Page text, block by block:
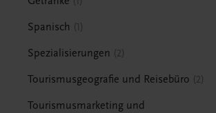
Spanisch 1
Spezialisierungen 2
Tourismusgeografie und Reisebüro 2
Tourismusmarketing und